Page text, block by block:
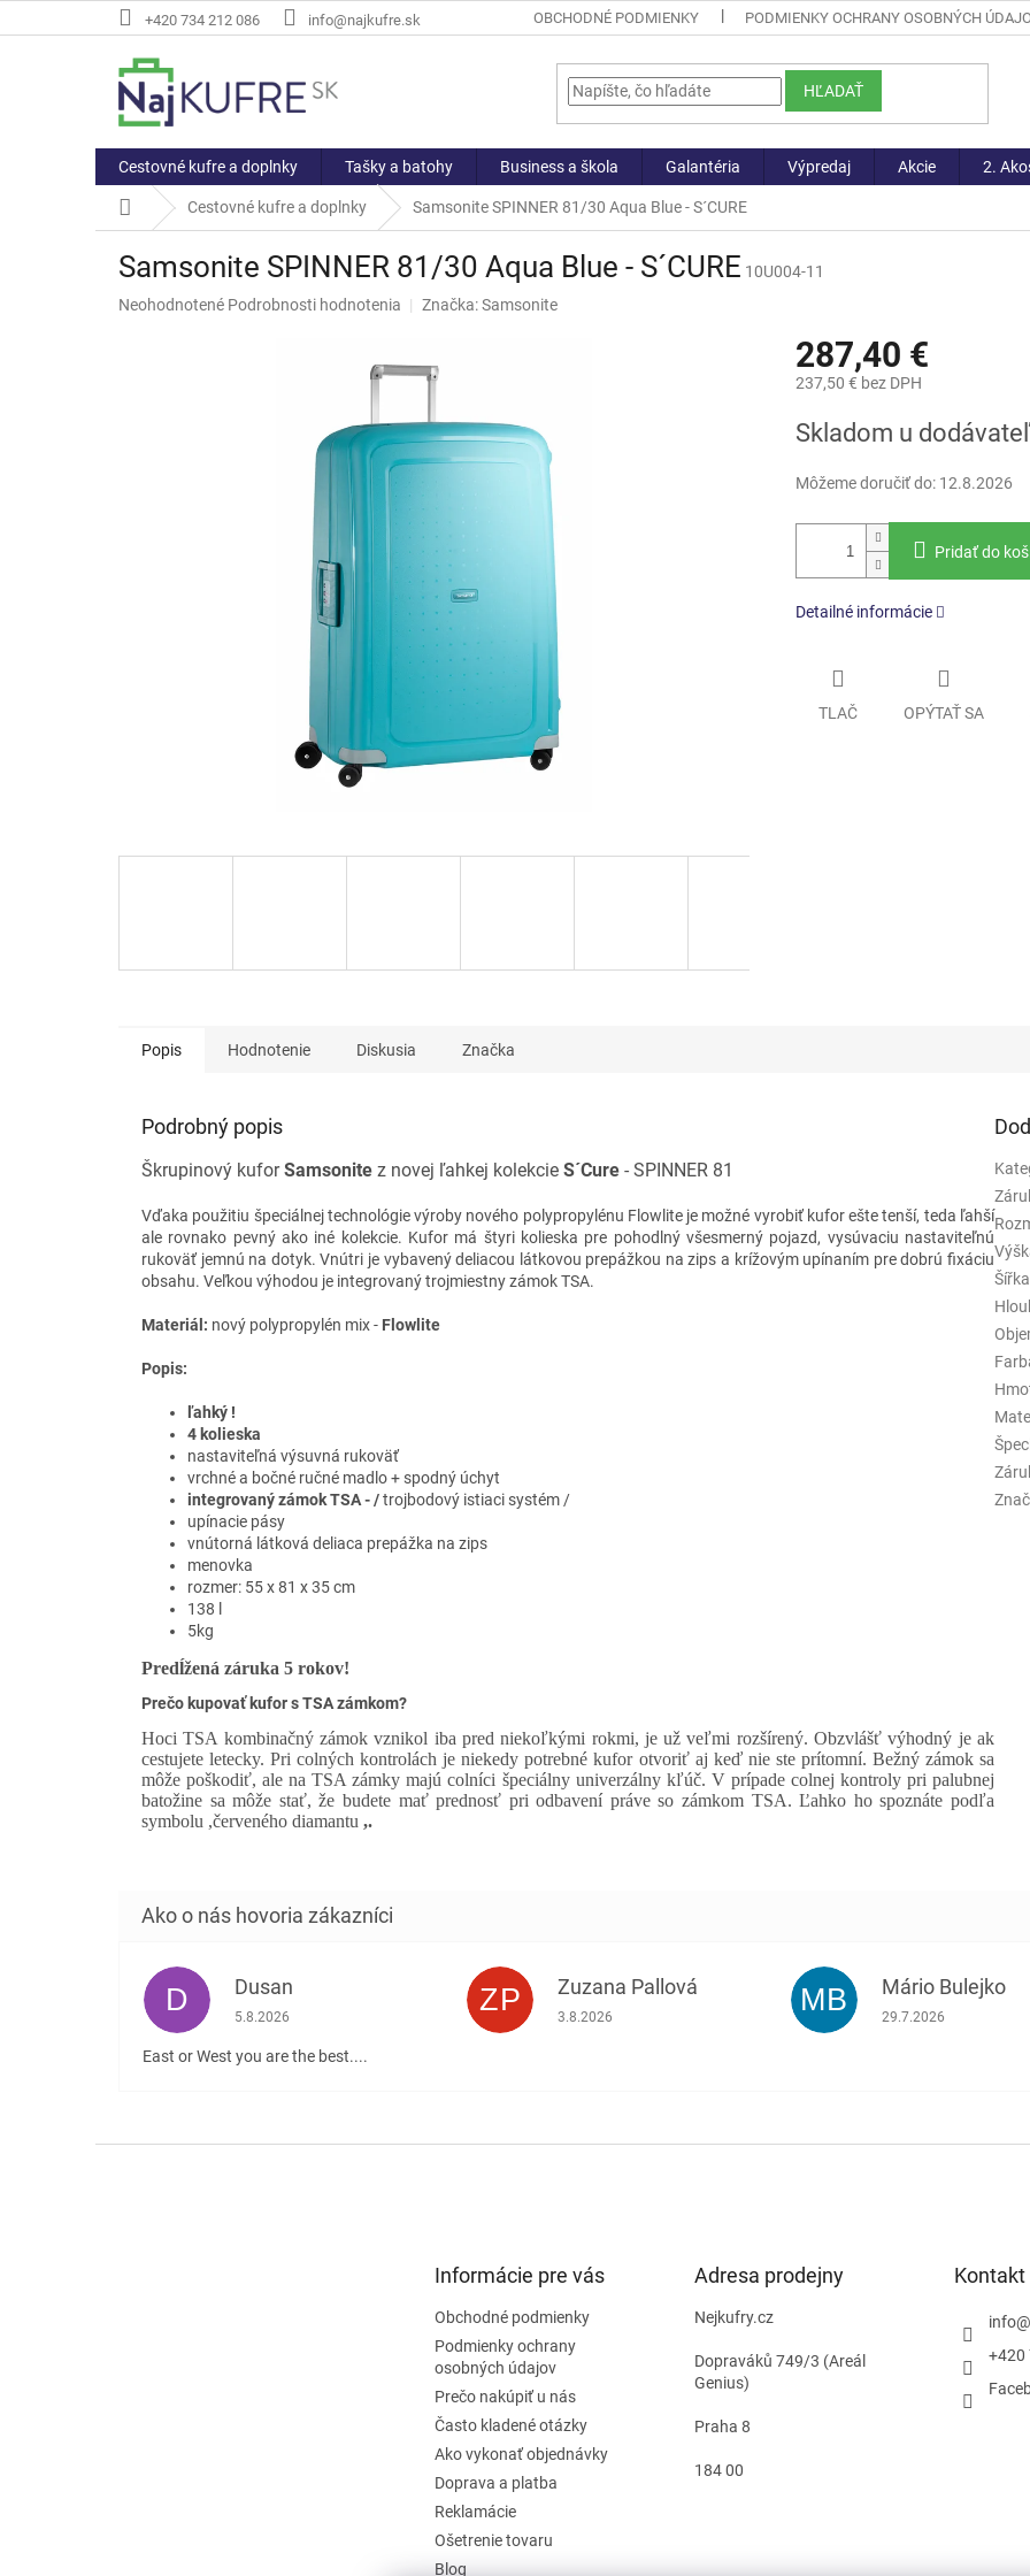
na
+420 734 212 086 info@najkufre.sk OBCHODNÉ PODMIENKY PODMIENKY OCHRANY OSOBNÝCH
HĽADAŤ
Cestovné kufre a doplnky Tašky a batohy Business a škola Galantéria Výpredaj Akcie 2.
DomovCestovné kufre a doplnky Samsonite SPINNER 81/30 Aqua Blue - S´CURE
Samsonite SPINNER 81/30 Aqua Blue - S´CURE 10U004-11
Priemerné
Neohodnotené Podrobnosti hodnotenia Značka:Samsonite
287,40 €
237,50 € bez DPH
cena:
Skladom u
Môžeme doručiť do: 12.8.2026
Pridať do
Detailné informácie
TLAČ OPÝTAŤ SA
Popis Hodnotenie Diskusia Značka
Podrobný popis
Škrupinový kuforSamsonite z novej ľahkej kolekcie S´Cure - SPINNER 81
Vďaka použitiu špeciálnej technológie výroby nového polypropylénu Flowlite je možné vyrobiť kufor ešte tenší, teda ľahší
ale rovnako pevný ako iné kolekcie. Kufor má štyri kolieska pre pohodlný všesmerný pojazd, vysúvaciu nastaviteľnú
rukoväť jemnú na dotyk. Vnútri je vybavený deliacou látkovou prepážkou na zips a krížovým upínaním pre dobrú fixáciu
obsahu. Veľkou výhodou je integrovaný trojmiestny zámok TSA.
Materiál: nový polypropylén mix - Flowlite
Popis:
ľahký !
4 kolieska
nastaviteľná výsuvná rukoväť
vrchné a bočné ručné madlo + spodný úchyt
integrovaný zámok TSA - /trojbodový istiaci systém /
upínacie pásy
vnútorná látková deliaca prepážka na zips
menovka
rozmer: 55 x 81 x 35 cm
138 l
5kg
Predĺžená záruka 5 rokov!
Prečo kupovať kufor s TSA zámkom?
Hoci TSA kombinačný zámok vznikol iba pred niekoľkými rokmi, je už veľmi rozšírený. Obzvlášť výhodný je ak
cestujete letecky. Pri colných kontrolách je niekedy potrebné kufor otvoriť aj keď nie ste prítomní. Bežný zámok sa
môže poškodiť, ale na TSA zámky majú colníci špeciálny univerzálny kľúč. V prípade colnej kontroly pri palubnej
batožine sa môže stať, že budete mať prednosť pri odbavení práve so zámkom TSA. Ľahko ho spoznáte podľa
symbolu ,červeného diamantu ,.
Šířka
D Dusan
Hodnotenie obchodu je 5 z 5 hviezdičiek.
5.8.2026
East or West you are the best....
ZP Zuzana Pallová
Hodnotenie obchodu je 5 z 5 hviezdičiek.
3.8.2026 MB Mário Bulejko
Hodnotenie
29.7.2026
Informácie pre vás
Obchodné podmienky
Podmienky ochrany
osobných údajov
Prečo nakúpiť u nás
Často kladené otázky
Ako vykonať objednávky
Doprava a platba
Reklamácie
Ošetrenie tovaru
Blog
Adresa prodejny
Nejkufry.cz
Dopraváků 749/3 (Areál
Genius)
Praha 8
184 00
Kontakt
info@
+420